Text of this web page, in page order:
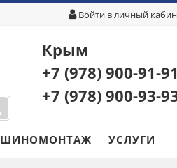
Войти в личный
Крым
+7 (978)900-91-91
+7 (978)900-93-
ШИНОМОНТАЖ УСЛУГИ